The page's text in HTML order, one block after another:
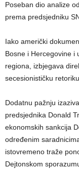
Poseban dio analize
prema predsjedniku
Iako američki
Bosne i Hercegovine i
regiona, izbjegava
secesionističku
Dodatnu pažnju
predsjednika Donald
ekonomskih sankcija
određenim
istovremeno traže
Dejtonskom